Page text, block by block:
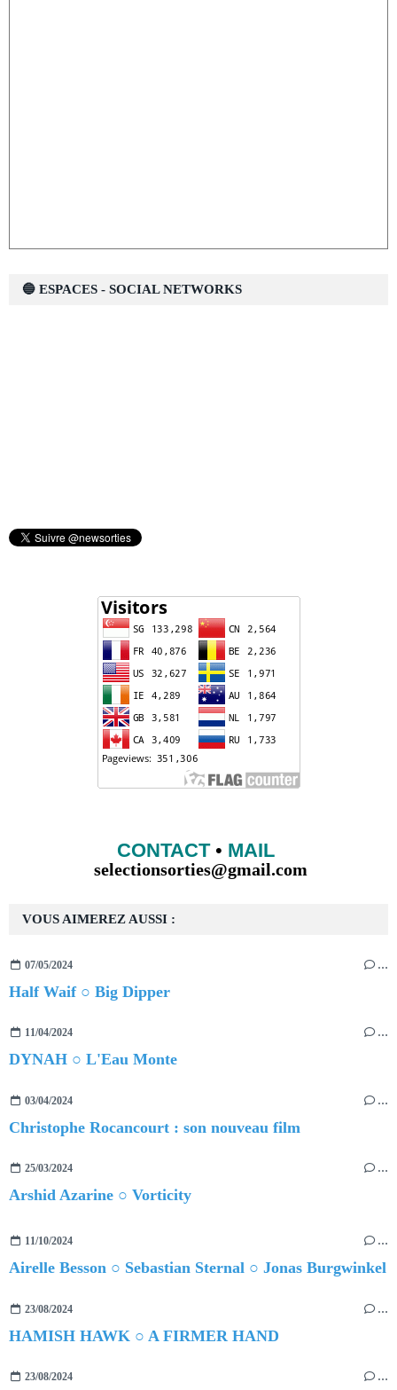
VOUS AIMEREZ AUSSI :
07/05/2024 …
Half Waif ○ Big Dipper
11/04/2024 …
DYNAH ○ L'Eau Monte
03/04/2024 …
Christophe Rocancourt : son nouveau film
25/03/2024 …
Arshid Azarine ○ Vorticity
11/10/2024 …
Airelle Besson ○ Sebastian Sternal ○ Jonas Burgwinkel
23/08/2024 …
HAMISH HAWK ○ A FIRMER HAND
23/08/2024 …
🔵 ESPACES - SOCIAL NETWORKS
CONTACT• MAIL
selectionsorties@gmail.com